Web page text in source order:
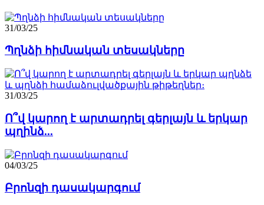
31/03/25
Պղնձի հիմնական տեսակները
31/03/25
Ո՞վ կարող է արտադրել գերլայն և երկար
պղինձ...
04/03/25
Բրոնզի դասակարգում